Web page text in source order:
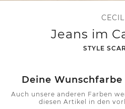
CECIL
Jeans im
-
STYLE
Deine
Auch unsere anderen Farben
diesen Artikel in den